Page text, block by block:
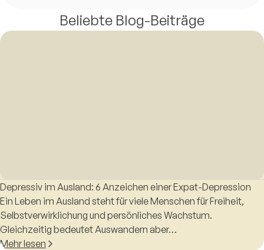
Beliebte Blog-Beiträge
Depressiv im Ausland: 6 Anzeichen einer Expat-Depression
Ein Leben im Ausland steht für viele Menschen für Freiheit,
Selbstverwirklichung und persönliches Wachstum.
Gleichzeitig bedeutet Auswandern aber…
Mehr lesen